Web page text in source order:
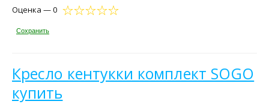
Оценка — 0
Сохранить
Кресло кентукки комплект SOGO
купить